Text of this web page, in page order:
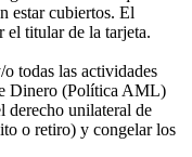
estar cubiertos. El
el titular de la tarjeta.
todas las actividades
Dinero (Política AML)
derecho unilateral de
o retiro) y congelar los